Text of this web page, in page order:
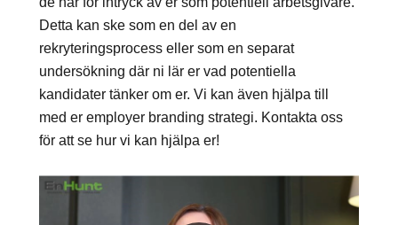
Detta kan ske som en del av en
rekryteringsprocess eller som en separat
undersökning där ni lär er vad potentiella
kandidater tänker om er. Vi kan även hjälpa till
med er employer branding strategi. Kontakta oss
för att se hur vi kan hjälpa er!